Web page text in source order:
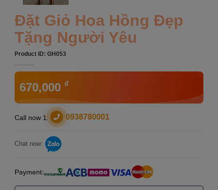
Đặt Giỏ Hoa Hồng Đẹp
Tặng Người Yêu
Product ID: GH053
670,000 ₫
Call now 1: 0938780001
Chat now:
Payment: